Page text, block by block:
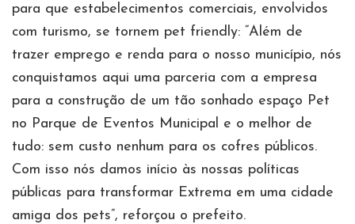
para que estabelecimentos comerciais, envolvidos
com turismo, se tornem pet friendly: “Além de
trazer emprego e renda para o nosso município, nós
conquistamos aqui uma parceria com a empresa
para a construção de um tão sonhado espaço Pet
no Parque de Eventos Municipal e o melhor de
tudo: sem custo nenhum para os cofres públicos.
Com isso nós damos início às nossas políticas
públicas para transformar Extrema em uma cidade
amiga dos pets”, reforçou o prefeito.